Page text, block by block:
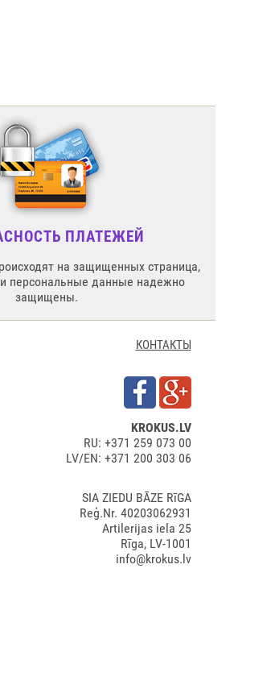
ПЛАТЕЖЕЙ
на защищенных страница,
персональные данные надежно
защищены.
КОНТАКТЫ
KROKUS.LV
RU: +371 259 073 00
LV/EN: +371 200 303 06
SIA ZIEDU BĀZE RīGA
Reģ.Nr. 40203062931
Artilerijas iela 25
Rīga, LV-1001
info@krokus.lv